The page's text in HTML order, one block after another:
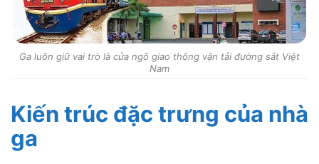
Ga luôn giữ vai trò là cửa ngõ giao thông vận tải đường sắt Việt
Nam
Kiến trúc đặc trưng của nhà
ga